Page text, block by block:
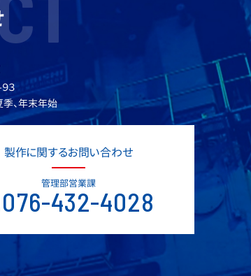
３
季、年末年始
製作に関するお問い合わせ
管理部営業課
432-4028